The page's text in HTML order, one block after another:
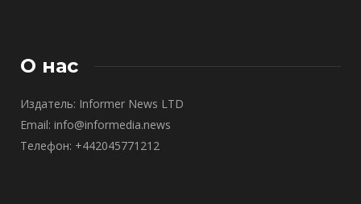
О нас
Издатель: Informer News LTD
Email: info@informedia.news
Телефон: +442045771212